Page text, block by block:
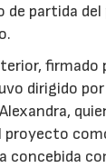
de partida
firmado
dirigido
proyecto
concebida